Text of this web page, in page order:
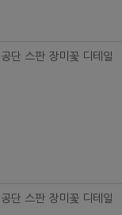
단 스판 장미꽃 디테일
단 스판 장미꽃 디테일